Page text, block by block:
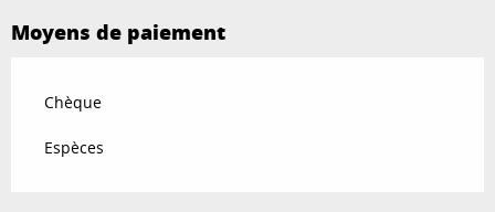
Moyens de paiement
Chèque
Espèces